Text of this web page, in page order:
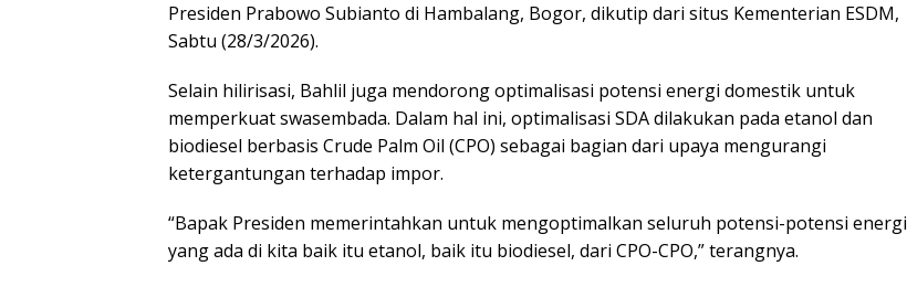
Presiden Prabowo Subianto di Hambalang, Bogor, dikutip dari situs Kementerian ESDM,
Sabtu (28/3/2026).
Selain hilirisasi, Bahlil juga mendorong optimalisasi potensi energi domestik untuk
memperkuat swasembada. Dalam hal ini, optimalisasi SDA dilakukan pada etanol dan
biodiesel berbasis Crude Palm Oil (CPO) sebagai bagian dari upaya mengurangi
ketergantungan terhadap impor.
“Bapak Presiden memerintahkan untuk mengoptimalkan seluruh potensi-potensi energi
yang ada di kita baik itu etanol, baik itu biodiesel, dari CPO-CPO,” terangnya.